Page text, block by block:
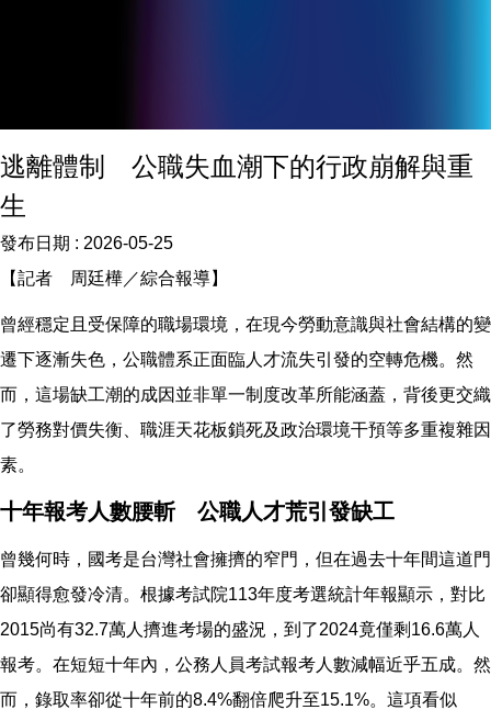
逃離體制 公職失血潮下的行政崩解與重
生
發布日期 : 2026-05-25
【記者 周廷樺／綜合報導】
曾經穩定且受保障的職場環境，在現今勞動意識與社會結構的變
遷下逐漸失色，公職體系正面臨人才流失引發的空轉危機。然
而，這場缺工潮的成因並非單一制度改革所能涵蓋，背後更交織
了勞務對價失衡、職涯天花板鎖死及政治環境干預等多重複雜因
素。
十年報考人數腰斬 公職人才荒引發缺工
曾幾何時，國考是台灣社會擁擠的窄門，但在過去十年間這道門
卻顯得愈發冷清。根據考試院113年度考選統計年報顯示，對比
2015尚有32.7萬人擠進考場的盛況，到了2024竟僅剩16.6萬人
報考。在短短十年內，公務人員考試報考人數減幅近乎五成。然
而，錄取率卻從十年前的8.4%翻倍爬升至15.1%。這項看似